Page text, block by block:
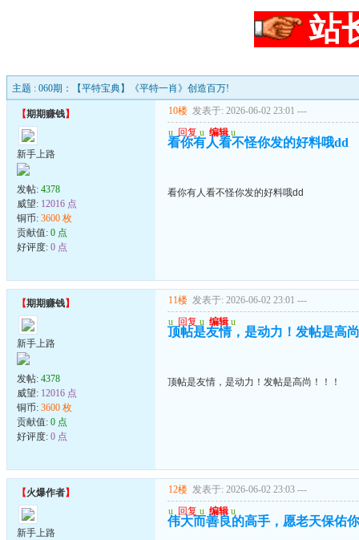
站
主题 : 060期：【平特宝典】《平特一肖》创造百万!
【期期赚钱】
新手上路
发帖: 4378
威望: 12016 点
铜币: 3600 枚
贡献值: 0 点
好评度: 0 点
10楼 发表于: 2026-06-02 23:01 ---
u 回复 u 编辑 u
看你有人看不怪你发的好料哦dd
看你有人看不怪你发的好料哦dd
【期期赚钱】
新手上路
发帖: 4378
威望: 12016 点
铜币: 3600 枚
贡献值: 0 点
好评度: 0 点
11楼 发表于: 2026-06-02 23:01 ---
u 回复 u 编辑 u
顶帖是友情，是动力！发帖是高
顶帖是友情，是动力！发帖是高尚！！！
【火爆作者】
新手上路
12楼 发表于: 2026-06-02 23:03 ---
u 回复 u 编辑 u
伟大而善良的高手，愿老天保佑